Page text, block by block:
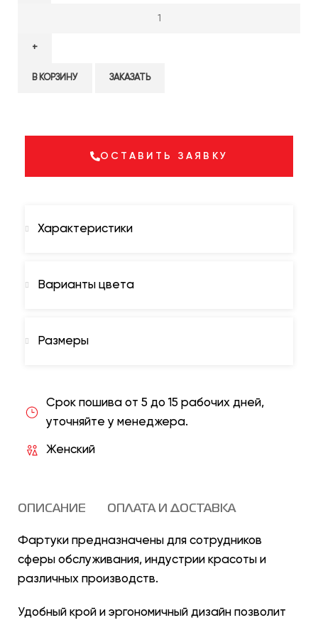
В КОРЗИНУ ЗАКАЗАТЬ
ОСТАВИТЬ ЗАЯВКУ
Характеристики
Варианты цвета
Размеры
Срок пошива от 5 до 15 рабочих дней,
уточняйте у менеджера.
Женский
ОПИСАНИЕ ОПЛАТА И ДОСТАВКА
Фартуки предназначены для сотрудников
сферы обслуживания, индустрии красоты и
различных производств.
Удобный крой и эргономичный дизайн позволит